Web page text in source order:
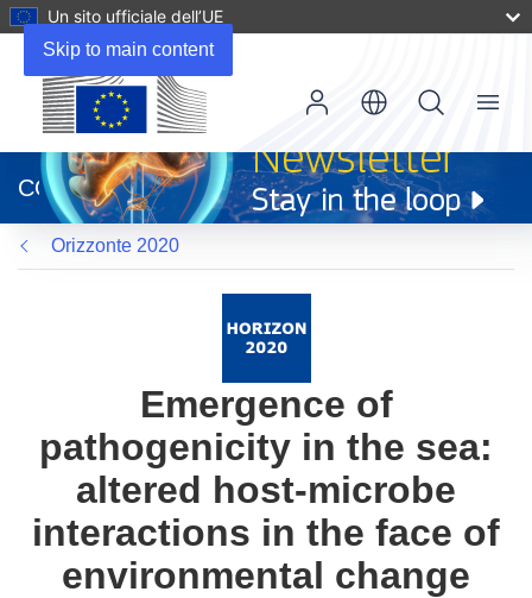
Skip to main content
Un sito ufficiale dell’UE
apre
in
una
nuova
finestra)
CORDIS
Menu
Orizzonte 2020
Emergence of
pathogenicity in the sea:
altered host-microbe
interactions in the face of
environmental change